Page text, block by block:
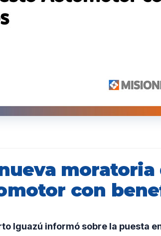
moratoria
con
Iguazú informó sobre la puesta